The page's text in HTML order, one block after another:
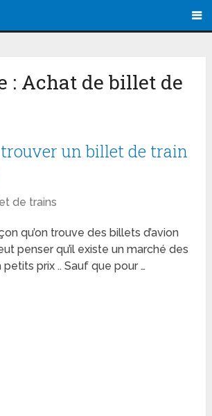
: Achat de billet de
un billet de train
de trains
qu’on trouve des billets d’avion
penser qu’il existe un marché des
prix .. Sauf que pour …